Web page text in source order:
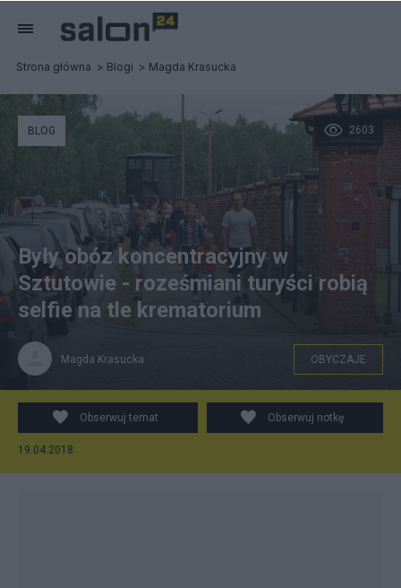
Strona główna Blogi Magda Krasucka
Muzeum Stutthof
2603
BLOG
Były obóz koncentracyjny w
Sztutowie - roześmiani turyści robią
selfie na tle krematorium
Magda Krasucka OBYCZAJE
Obserwuj temat Obserwuj notkę
19.04.2018